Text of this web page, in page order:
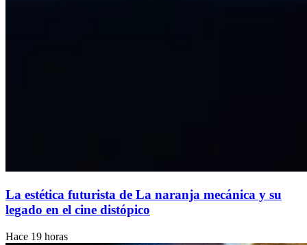
La estética futurista de La naranja mecánica y su
legado en el cine distópico
Hace 19 horas